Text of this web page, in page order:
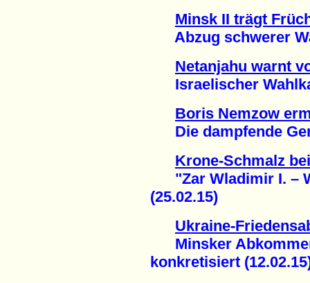
Minsk II trägt
Abzug schwerer
Netanjahu warnt
Israelischer
Boris Nemzow
Die dampfende
Krone-Schmalz
"Zar Wladimir I. –
(25.02.15)
Ukraine-
Minsker
konkretisiert